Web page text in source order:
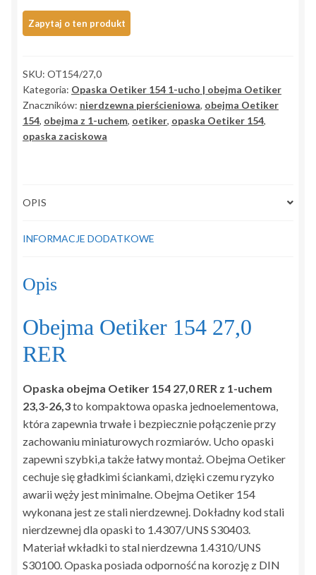
27,0
RER
1-
uchem
23,3-
26,3
SKU: OT154/27,0
Kategoria: Opaska Oetiker 154 1-ucho | obejma Oetiker
Znaczników: nierdzewna pierścieniowa, obejma Oetiker
154, obejma z 1-uchem, oetiker, opaska Oetiker 154,
opaska zaciskowa
OPIS
INFORMACJE DODATKOWE
Opis
Obejma Oetiker 154 27,0
RER
Opaska obejma Oetiker 154 27,0 RER z 1-uchem
23,3-26,3to kompaktowa opaska jednoelementowa,
która zapewnia trwałe i bezpiecznie połączenie przy
zachowaniu miniaturowych rozmiarów. Ucho opaski
zapewni szybki,a także łatwy montaż. Obejma Oetiker
cechuje się gładkimi ściankami, dzięki czemu ryzyko
awarii węży jest minimalne. Obejma Oetiker 154
wykonana jest ze stali nierdzewnej. Dokładny kod stali
nierdzewnej dla opaski to 1.4307/UNS S30403.
Materiał wkładki to stal nierdzewna 1.4310/UNS
S30100. Opaska posiada odporność na korozję z DIN